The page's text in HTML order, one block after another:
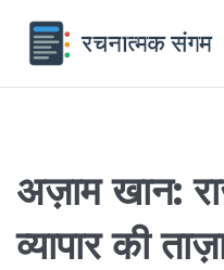
अज़ाम खान:
व्यापार की